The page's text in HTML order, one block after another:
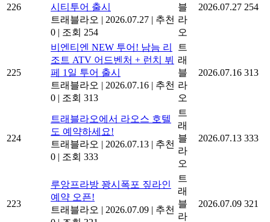
226
시티투어 출시
트래블라오 | 2026.07.27 | 추천
0 | 조회 254
블
라
오
2026.07.27 254
225
비엔티엔 NEW 투어! 남늠 리
조트 ATV 어드벤처 + 런치 뷔
페 1일 투어 출시
트래블라오 | 2026.07.16 | 추천
0 | 조회 313
트
래
블
라
오
2026.07.16 313
224
트래블라오에서 라오스 호텔
도 예약하세요!
트래블라오 | 2026.07.13 | 추천
0 | 조회 333
트
래
블
라
오
2026.07.13 333
223
루앙프라방 꽝시폭포 짚라인
예약 오픈!
트래블라오 | 2026.07.09 | 추천
트
래
블
라
2026.07.09 321